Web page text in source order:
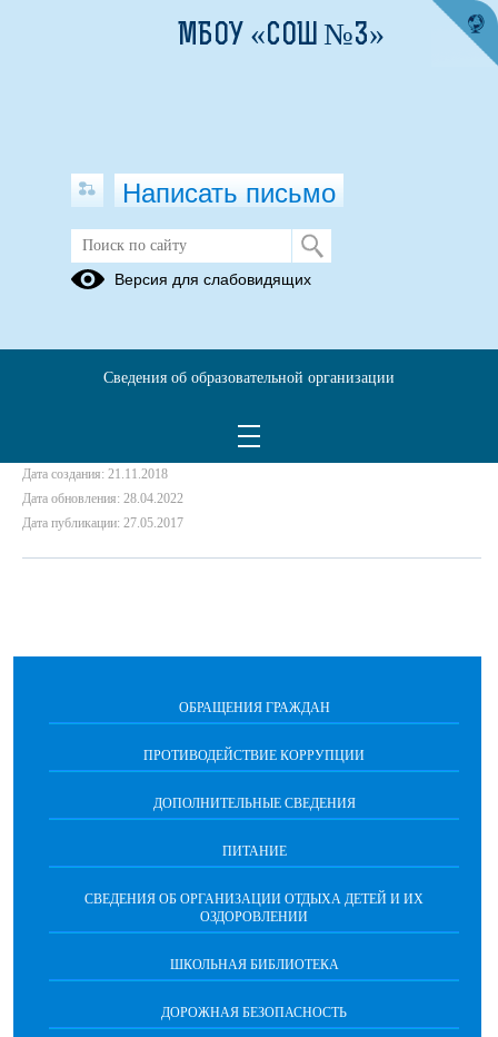
Последний звонок-2017. Школа № 3
Ccылка на видео
Дата создания: 21.11.2018
Дата обновления: 28.04.2022
Дата публикации: 27.05.2017
ОБРАЩЕНИЯ ГРАЖДАН
ПРОТИВОДЕЙСТВИЕ КОРРУПЦИИ
ДОПОЛНИТЕЛЬНЫЕ СВЕДЕНИЯ
ПИТАНИЕ
СВЕДЕНИЯ ОБ ОРГАНИЗАЦИИ ОТДЫХА ДЕТЕЙ И ИХ
ОЗДОРОВЛЕНИИ
ШКОЛЬНАЯ БИБЛИОТЕКА
ДОРОЖНАЯ БЕЗОПАСНОСТЬ
МБОУ «СОШ №3»
Написать письмо
Версия для слабовидящих
Сведения об образовательной организации